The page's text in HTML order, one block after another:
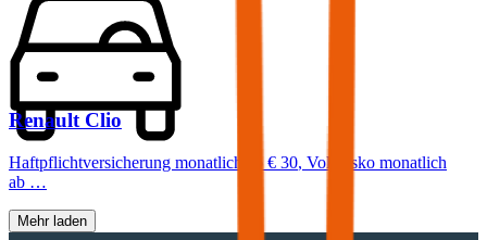
Renault Clio
Haftpflichtversicherung monatlich ab € 30, Vollkasko monatlich
ab …
Mehr laden